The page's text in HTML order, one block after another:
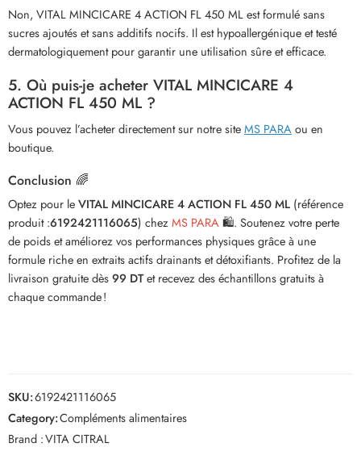
Non, VITAL MINCICARE 4 ACTION FL 450 ML est formulé sans
sucres ajoutés et sans additifs nocifs. Il est hypoallergénique et testé
dermatologiquement pour garantir une utilisation sûre et efficace.
5. Où puis-je acheter VITAL MINCICARE 4
ACTION FL 450 ML ?
Vous pouvez l’acheter directement sur notre siteMS PARAou en
boutique.
Conclusion 🌈
Optez pour leVITAL MINCICARE 4 ACTION FL 450 ML (référence
produit :6192421116065) chezMS PARA🛍️. Soutenez votre perte
de poids et améliorez vos performances physiques grâce à une
formule riche en extraits actifs drainants et détoxifiants. Profitez de la
livraison gratuite dès99 DTet recevez des échantillons gratuits à
chaque commande !
SKU:6192421116065
Category:Compléments alimentaires
Brand :VITA CITRAL